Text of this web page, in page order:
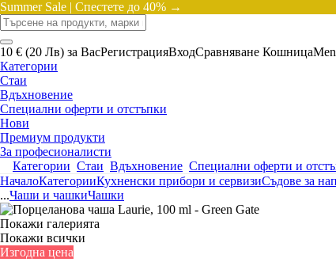
Summer Sale | Спестете до 40% →
10 € (20 Лв) за ВасРегистрацияВходСравняване Кошница
Категории
Стаи
Вдъхновение
Специални оферти и отстъпки
Нови
Премиум продукти
За професионалисти
Категории Стаи Вдъхновение Специални оферти и
НачалоКатегорииКухненски прибори и сервизиСъдове за
...Чаши и чашкиЧашки
Покажи галерията
Покажи всички
Изгодна цена